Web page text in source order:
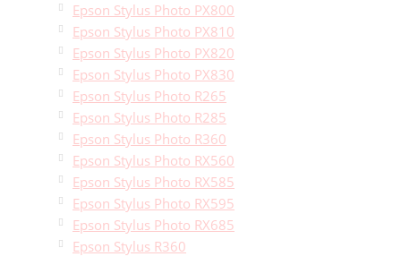
Epson Stylus Photo PX800
Epson Stylus Photo PX810
Epson Stylus Photo PX820
Epson Stylus Photo PX830
Epson Stylus Photo R265
Epson Stylus Photo R285
Epson Stylus Photo R360
Epson Stylus Photo RX560
Epson Stylus Photo RX585
Epson Stylus Photo RX595
Epson Stylus Photo RX685
Epson Stylus R360